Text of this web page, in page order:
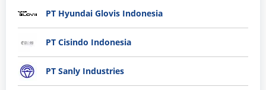
PT Hyundai Glovis Indonesia
PT Cisindo Indonesia
PT Sanly Industries